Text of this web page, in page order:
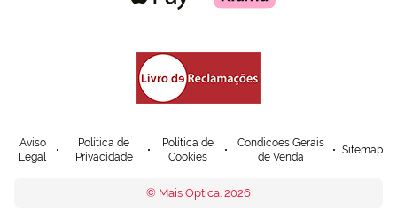
Aviso
Legal
Política de
Privacidade
Política de
Cookies
Condicoes Gerais
de Venda
Sitemap
© Mais Optica. 2026